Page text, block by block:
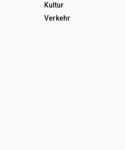
Kultur
Verkehr